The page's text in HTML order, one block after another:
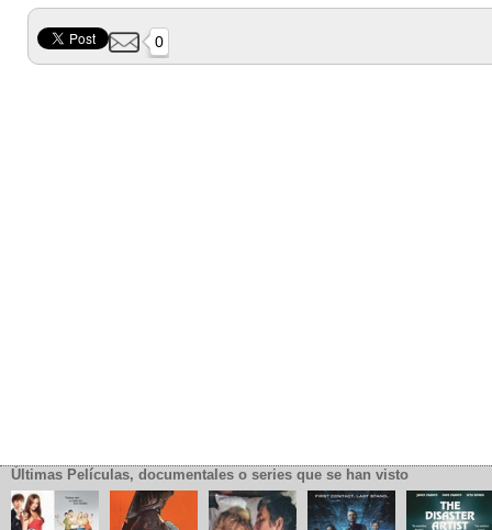
0
Últimas Películas, documentales o series que se han visto